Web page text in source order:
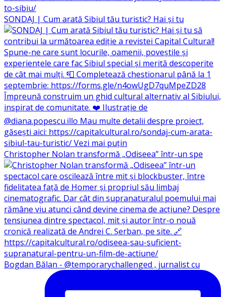
SONDAJ | Cum arată Sibiul tău turistic? Hai și tu
Christopher Nolan transformă „Odiseea” într-un spe
Bogdan Bălan - @temporarychallenged , jurnalist cu